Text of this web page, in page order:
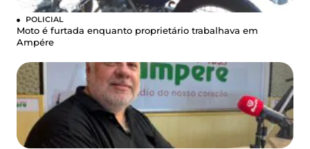
POLICIAL
Moto é furtada enquanto proprietário trabalhava em
Ampére